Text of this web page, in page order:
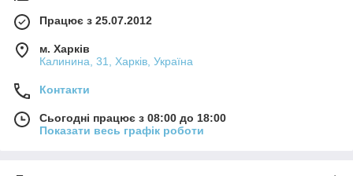
Працює з 25.07.2012
м. Харків
Калинина, 31, Харків, Україна
Контакти
Сьогодні працює з 08:00 до 18:00
Показати весь графік роботи